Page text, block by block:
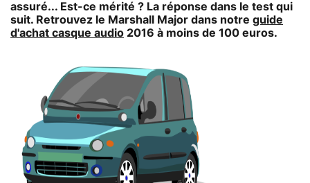
assuré... Est-ce mérité ? La réponse dans le test qui
suit. Retrouvez le Marshall Major dans notre guide
d'achat casque audio 2016 à moins de 100 euros.